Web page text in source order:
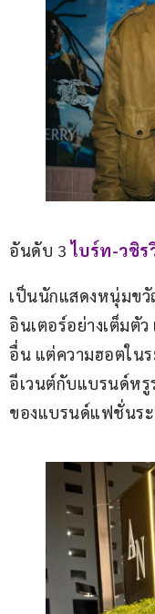
อันดับ 3 ไบร์ท-วชิ
เป็นนักแสดงหนุ่มข
อินเตอร์อย่างเต็มตั
อื่น แต่ความฮอตใน
อีเวนต์กับแบรนด์หรู
ของแบรนด์แฟชั่นร